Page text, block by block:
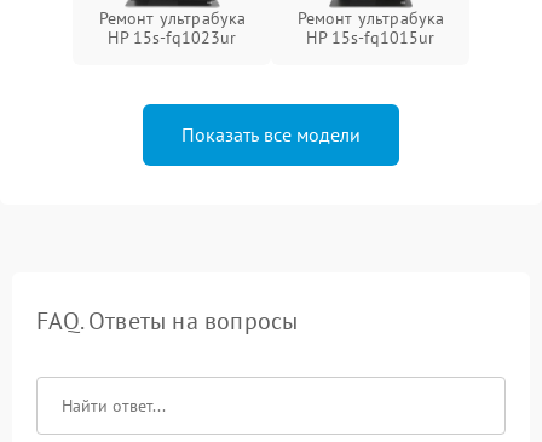
Ремонт ультрабука
HP 15s-fq1023ur
Ремонт ультрабука
HP 15s-fq1015ur
Показать все модели
FAQ. Ответы на вопросы